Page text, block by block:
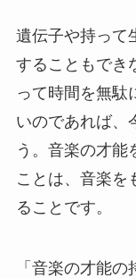
遺伝子や持って
することもでき
って時間を無駄
いのであれば、
う。音楽の才能
ことは、音楽を
ることです。
「音楽の才能